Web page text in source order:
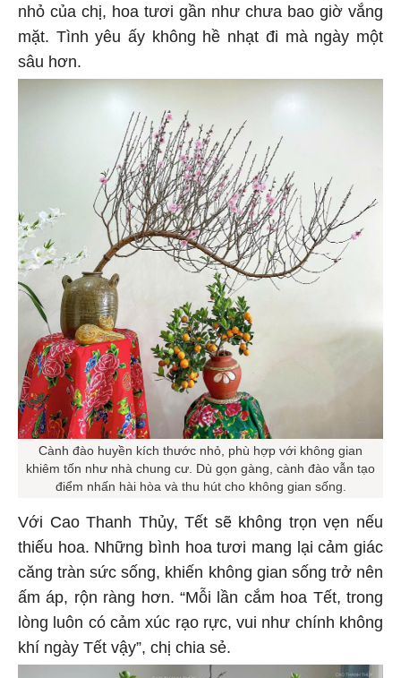
nhỏ của chị, hoa tươi gần như chưa bao giờ vắng
mặt. Tình yêu ấy không hề nhạt đi mà ngày một
sâu hơn.
Cành đào huyền kích thước nhỏ, phù hợp với không gian
khiêm tốn như nhà chung cư. Dù gọn gàng, cành đào vẫn tạo
điểm nhấn hài hòa và thu hút cho không gian sống.
Với Cao Thanh Thủy, Tết sẽ không trọn vẹn nếu
thiếu hoa. Những bình hoa tươi mang lại cảm giác
căng tràn sức sống, khiến không gian sống trở nên
ấm áp, rộn ràng hơn. “Mỗi lần cắm hoa Tết, trong
lòng luôn có cảm xúc rạo rực, vui như chính không
khí ngày Tết vậy”, chị chia sẻ.